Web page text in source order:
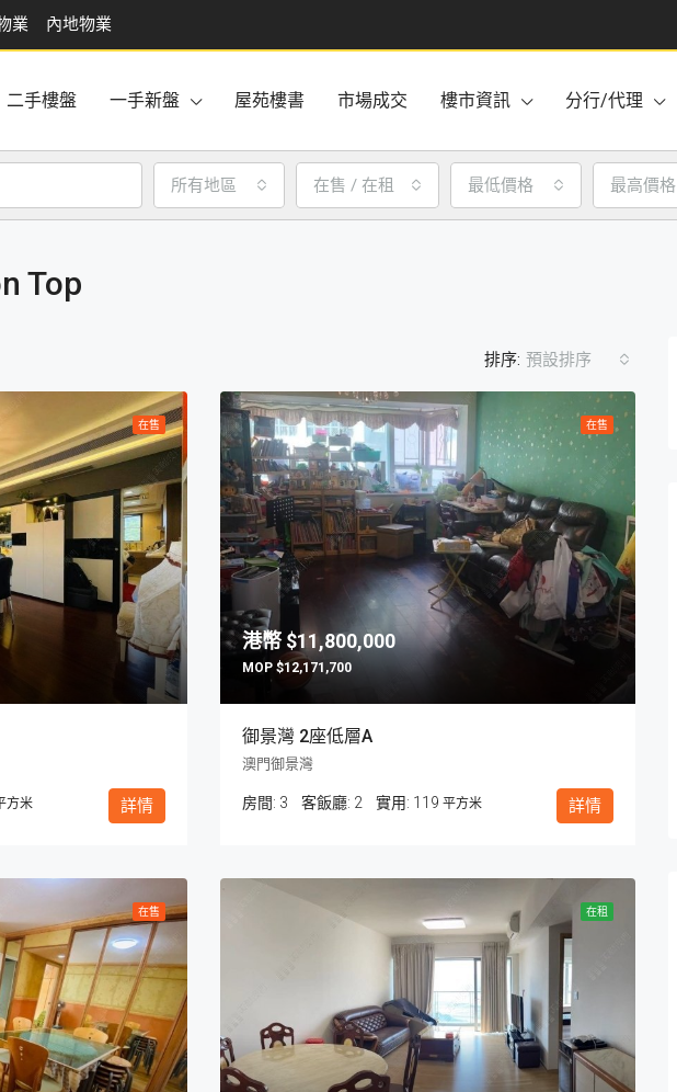
業 內地物業
二手樓盤 一手新盤 屋苑樓書 市場成交 樓市資訊 分行/代理
所有地區 在售 / 在租 最低價格 最高價格
Top
排序: 預設排序
在售
方米 詳情
在售
$11,800,000
$12,171,700
御景灣 2座低層A
澳門御景灣
房間: 3 客飯廳: 2 119 平方米 詳情
在售 在租
超筍